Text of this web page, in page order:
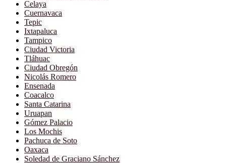
Celaya
Cuernavaca
Tepic
Ixtapaluca
Tampico
Ciudad Victoria
Tláhuac
Ciudad Obregón
Nicolás Romero
Ensenada
Coacalco
Santa Catarina
Uruapan
Gómez Palacio
Los Mochis
Pachuca de Soto
Oaxaca
Soledad de Graciano Sánchez